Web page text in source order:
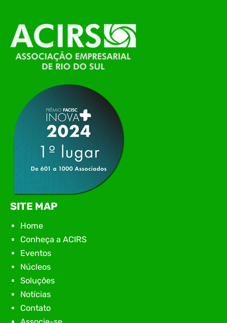
ACIRS, Jardel José Busarello, com os núcleos…
SITE MAP
Home
Conheça a ACIRS
Eventos
Núcleos
Soluções
Notícias
Contato